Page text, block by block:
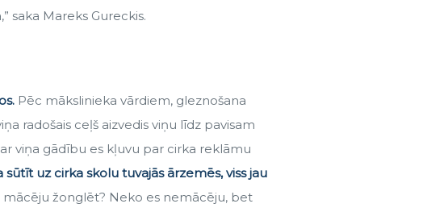
saka Mareks Gureckis.
Pēc mākslinieka vārdiem, gleznošana
radošais ceļš aizvedis viņu līdz pavisam
viņa gādību es kļuvu par cirka reklāmu
sūtīt uz cirka skolu tuvajās ārzemēs, viss jau
mācēju žonglēt? Neko es nemācēju, bet